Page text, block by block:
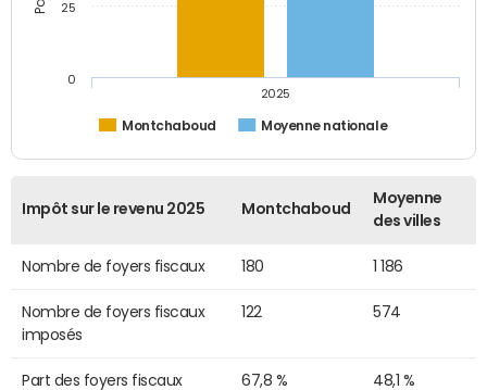
Montchaboud Moyenne nationale
2025
0
25
Impôt sur le revenu 2025 Montchaboud
Moyenne
des villes
Nombre de foyers fiscaux 180 1 186
Nombre de foyers fiscaux
imposés
122 574
Part des foyers fiscaux
67,8 % 48,1 %